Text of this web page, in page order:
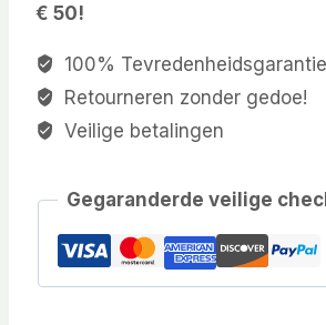
€ 50!
100% Tevredenheidsgarantie
Retourneren zonder gedoe!
Veilige betalingen
Gegaranderde veilige